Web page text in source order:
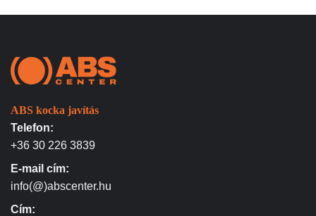
ABS kocka javítás
Telefon:
+36 30 226 3839
E-mail cím:
info(@)abscenter.hu
Cím: